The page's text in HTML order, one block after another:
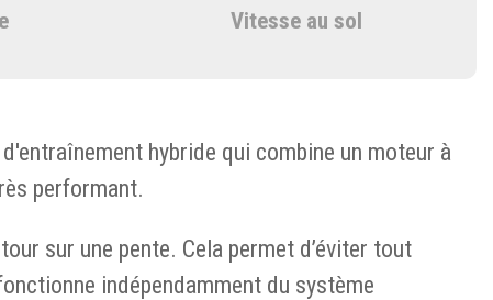
Vitesse au sol
hybride qui combine un moteur à
performant.
sur une pente. Cela permet d’éviter tout
indépendamment du système